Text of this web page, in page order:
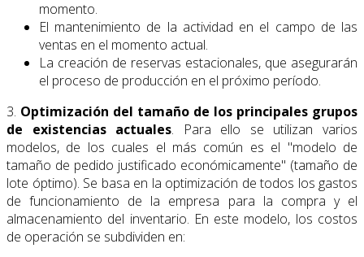
momento.
El mantenimiento de la actividad en el campo de las
ventas en el momento actual.
La creación de reservas estacionales, que asegurarán
el proceso de producción en el próximo período.
3. Optimización del tamaño de los principales grupos
de existencias actuales. Para ello se utilizan varios
modelos, de los cuales el más común es el "modelo de
tamaño de pedido justificado económicamente" (tamaño de
lote óptimo). Se basa en la optimización de todos los gastos
de funcionamiento de la empresa para la compra y el
almacenamiento del inventario. En este modelo, los costos
de operación se subdividen en: